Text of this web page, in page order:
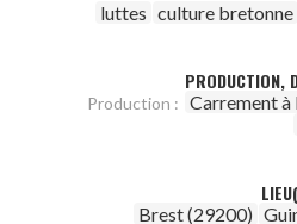
luttes culture bretonne
PRODUCTION,
Production : Carrement
Brest (29200)